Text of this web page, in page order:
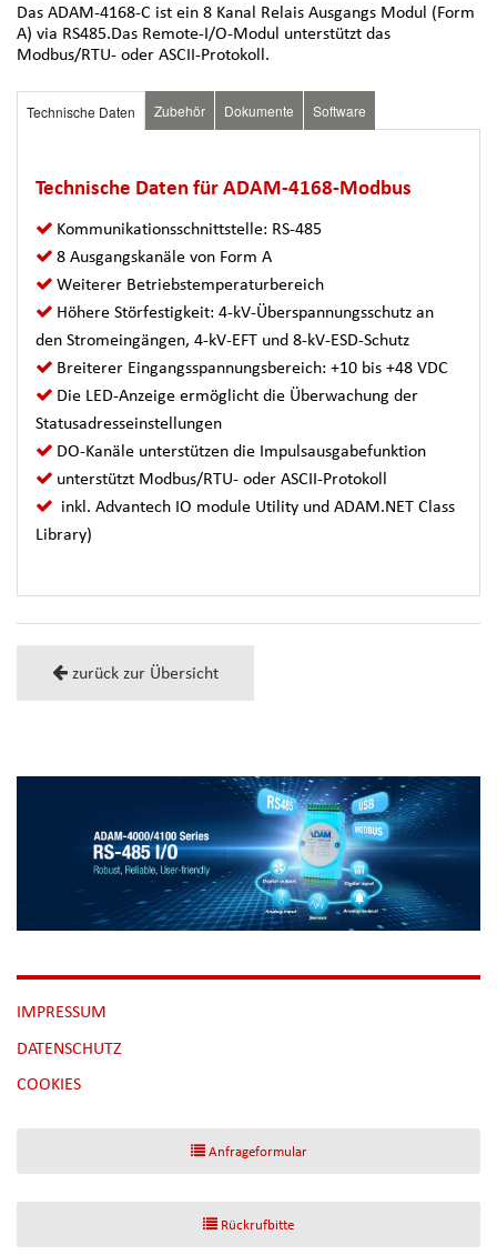
Das ADAM-4168-C ist ein 8 Kanal Relais Ausgangs Modul (Form
A) via RS485.Das Remote-I/O-Modul unterstützt das
Modbus/RTU- oder ASCII-Protokoll.
Technische Daten Zubehör Dokumente Software
Technische Daten für ADAM-4168-Modbus
Kommunikationsschnittstelle: RS-485
8 Ausgangskanäle von Form A
Weiterer Betriebstemperaturbereich
Höhere Störfestigkeit: 4-kV-Überspannungsschutz an
den Stromeingängen, 4-kV-EFT und 8-kV-ESD-Schutz
Breiterer Eingangsspannungsbereich: +10 bis +48 VDC
Die LED-Anzeige ermöglicht die Überwachung der
Statusadresseinstellungen
DO-Kanäle unterstützen die Impulsausgabefunktion
unterstützt Modbus/RTU- oder ASCII-Protokoll
inkl. Advantech IO module Utility und ADAM.NET Class
Library)
zurück zur Übersicht
NAVIGATION
ÜBERSPRINGEN
IMPRESSUM
DATENSCHUTZ
[NBSP]
COOKIES
Anfrageformular
Rückrufbitte